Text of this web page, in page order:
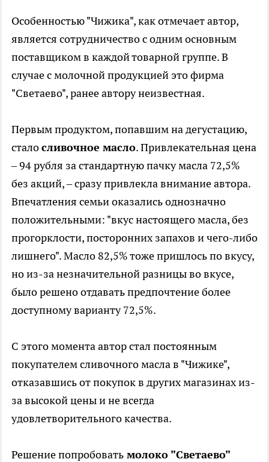
Особенностью "Чижика", как отмечает автор,
является сотрудничество с одним основным
поставщиком в каждой товарной группе. В
случае с молочной продукцией это фирма
"Светаево", ранее автору неизвестная.
Первым продуктом, попавшим на дегустацию,
сталосливочное масло. Привлекательная цена
– 94 рубля за стандартную пачку масла 72,5%
без акций, – сразу привлекла внимание автора.
Впечатления семьи оказались однозначно
положительными: "вкус настоящего масла, без
прогорклости, посторонних запахов и чего-либо
лишнего". Масло 82,5% тоже пришлось по вкусу,
но из-за незначительной разницы во вкусе,
было решено отдавать предпочтение более
доступному варианту 72,5%.
С этого момента автор стал постоянным
покупателем сливочного масла в "Чижике",
отказавшись от покупок в других магазинах из-
за высокой цены и не всегда
удовлетворительного качества.
Решение попробовать молоко "Светаево"